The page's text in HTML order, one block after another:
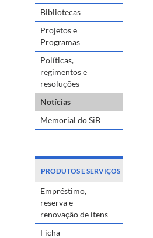
Bibliotecas
Projetos e
Programas
Políticas,
regimentos e
resoluções
Notícias
Memorial do SiB
PRODUTOS E SERVIÇOS
Empréstimo,
reserva e
renovação de itens
Ficha